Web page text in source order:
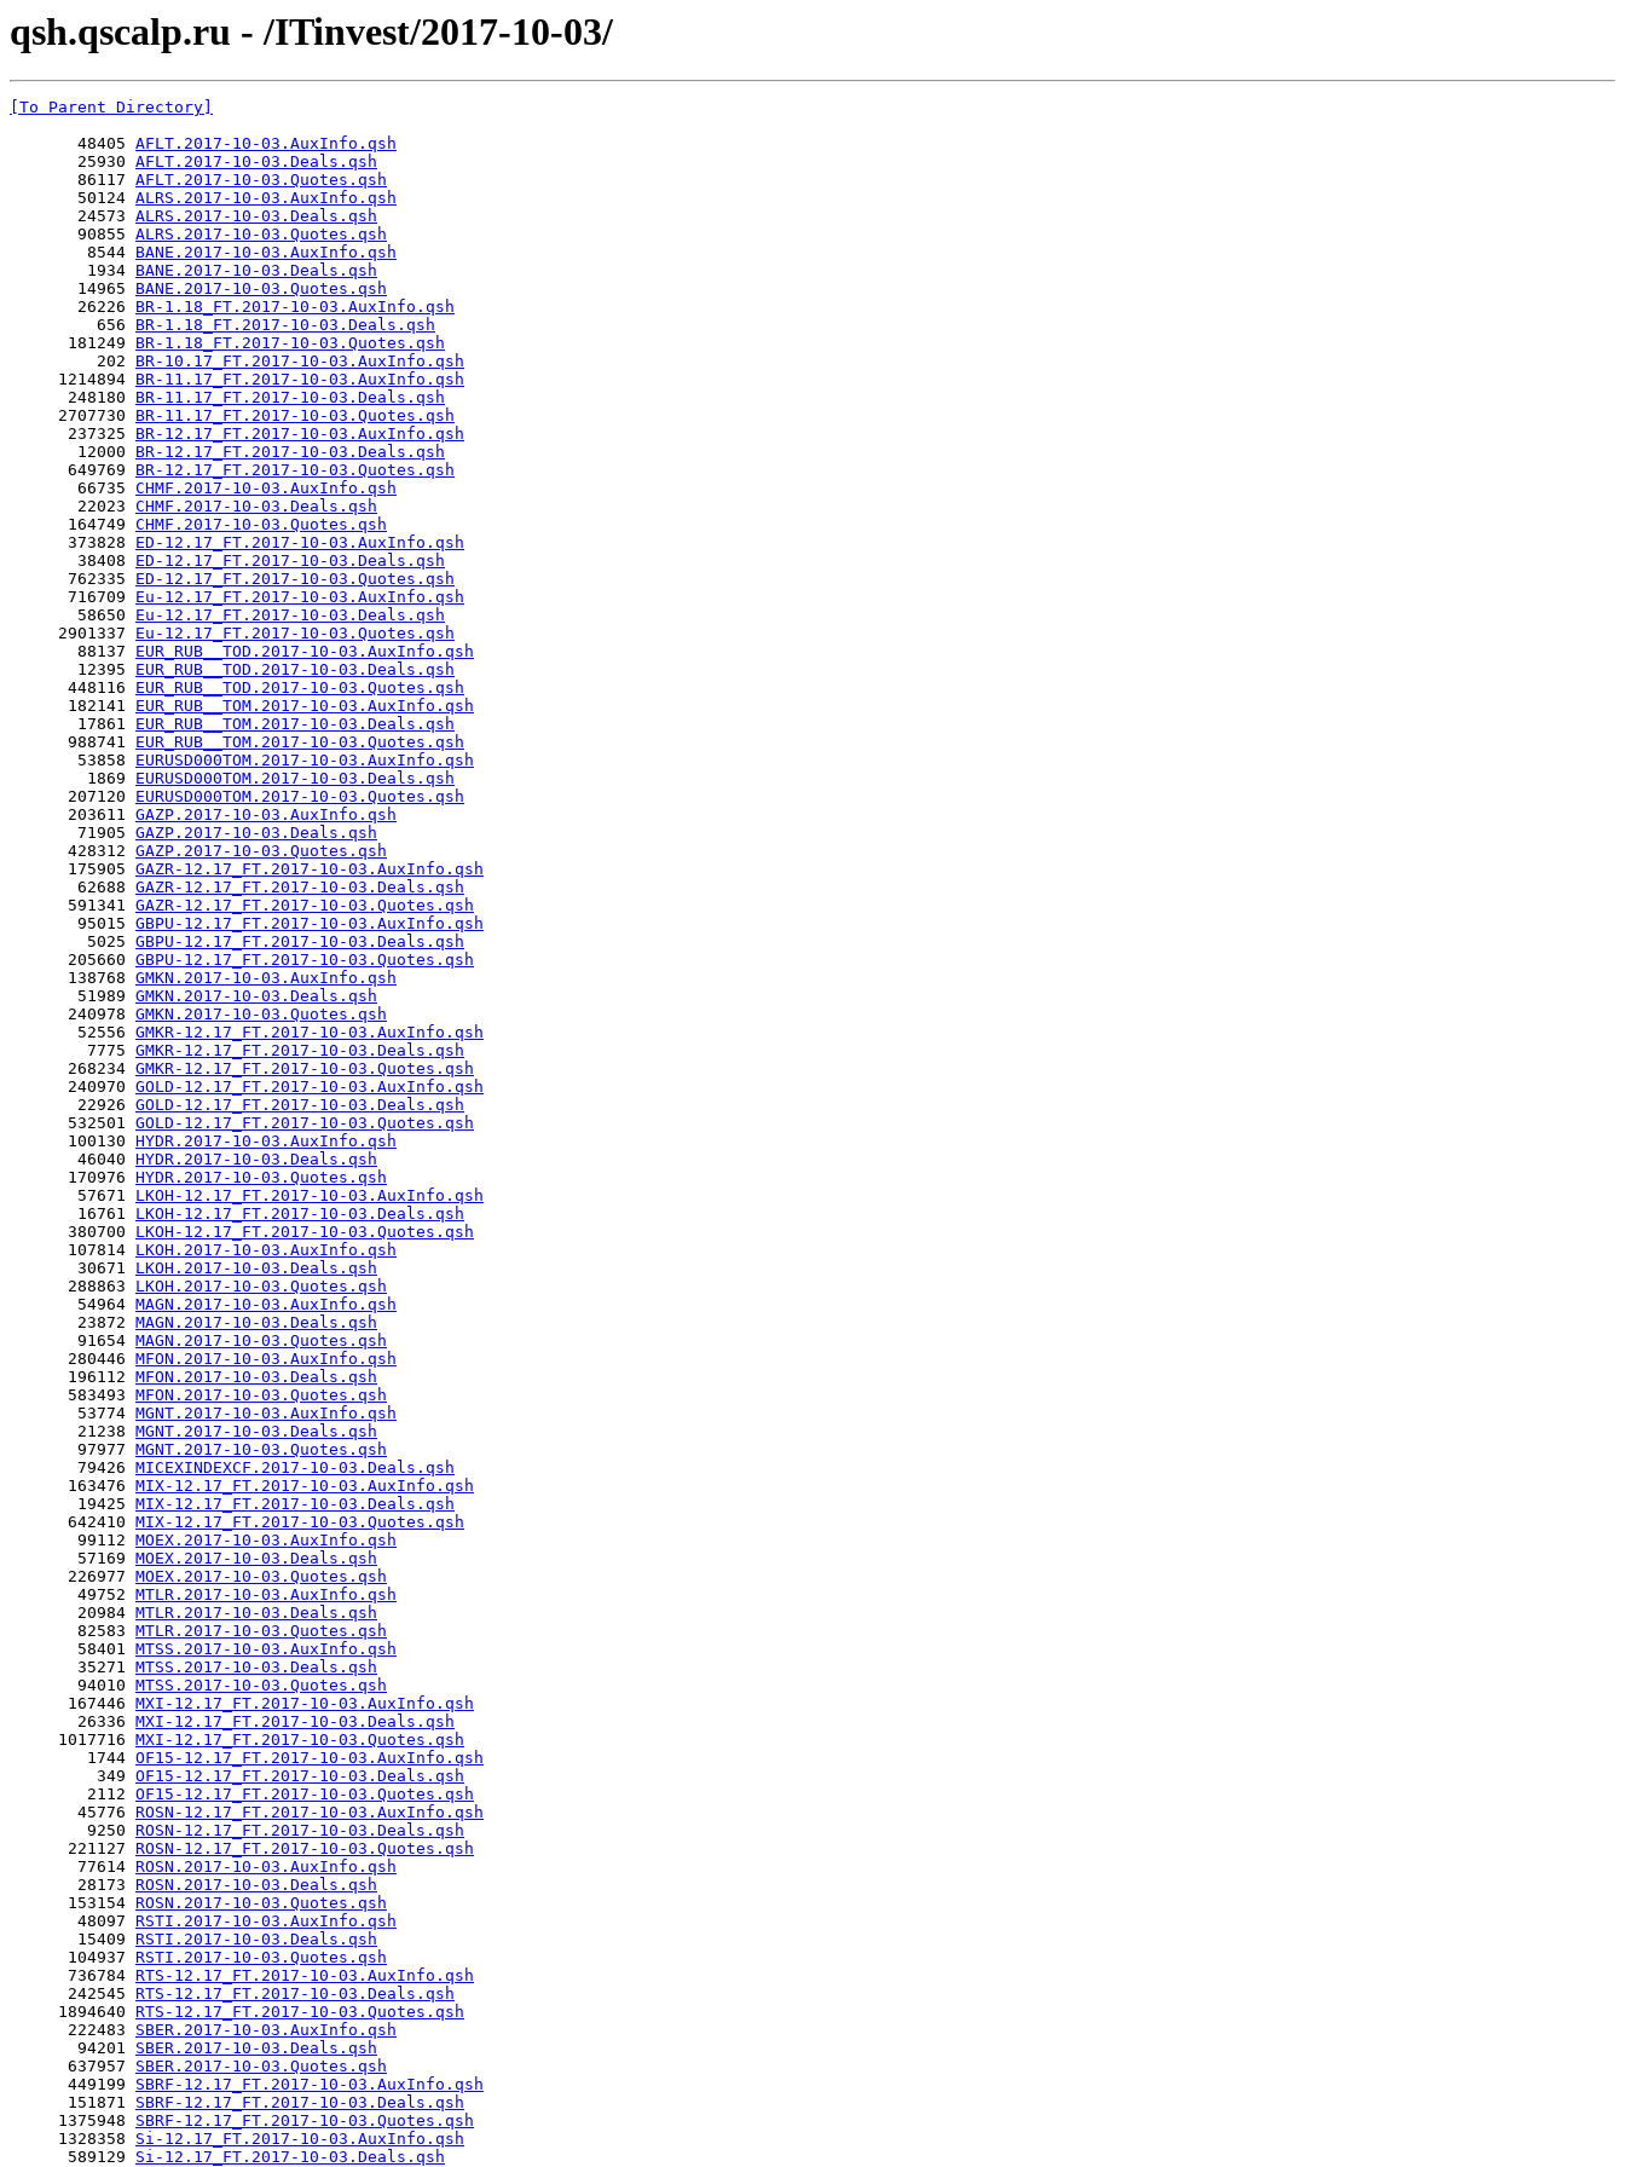
qsh.qscalp.ru - /ITinvest/2017-10-03/
[To Parent Directory]
       48405
AFLT.2017-10-03.AuxInfo.qsh
       25930
AFLT.2017-10-03.Deals.qsh
       86117
AFLT.2017-10-03.Quotes.qsh
       50124
ALRS.2017-10-03.AuxInfo.qsh
       24573
ALRS.2017-10-03.Deals.qsh
       90855
ALRS.2017-10-03.Quotes.qsh
        8544
BANE.2017-10-03.AuxInfo.qsh
        1934
BANE.2017-10-03.Deals.qsh
       14965
BANE.2017-10-03.Quotes.qsh
       26226
BR-1.18_FT.2017-10-03.AuxInfo.qsh
         656
BR-1.18_FT.2017-10-03.Deals.qsh
      181249
BR-1.18_FT.2017-10-03.Quotes.qsh
         202
BR-10.17_FT.2017-10-03.AuxInfo.qsh
     1214894
BR-11.17_FT.2017-10-03.AuxInfo.qsh
      248180
BR-11.17_FT.2017-10-03.Deals.qsh
     2707730
BR-11.17_FT.2017-10-03.Quotes.qsh
      237325
BR-12.17_FT.2017-10-03.AuxInfo.qsh
       12000
BR-12.17_FT.2017-10-03.Deals.qsh
      649769
BR-12.17_FT.2017-10-03.Quotes.qsh
       66735
CHMF.2017-10-03.AuxInfo.qsh
       22023
CHMF.2017-10-03.Deals.qsh
      164749
CHMF.2017-10-03.Quotes.qsh
      373828
ED-12.17_FT.2017-10-03.AuxInfo.qsh
       38408
ED-12.17_FT.2017-10-03.Deals.qsh
      762335
ED-12.17_FT.2017-10-03.Quotes.qsh
      716709
Eu-12.17_FT.2017-10-03.AuxInfo.qsh
       58650
Eu-12.17_FT.2017-10-03.Deals.qsh
     2901337
Eu-12.17_FT.2017-10-03.Quotes.qsh
       88137
EUR_RUB__TOD.2017-10-03.AuxInfo.qsh
       12395
EUR_RUB__TOD.2017-10-03.Deals.qsh
      448116
EUR_RUB__TOD.2017-10-03.Quotes.qsh
      182141
EUR_RUB__TOM.2017-10-03.AuxInfo.qsh
       17861
EUR_RUB__TOM.2017-10-03.Deals.qsh
      988741
EUR_RUB__TOM.2017-10-03.Quotes.qsh
       53858
EURUSD000TOM.2017-10-03.AuxInfo.qsh
        1869
EURUSD000TOM.2017-10-03.Deals.qsh
      207120
EURUSD000TOM.2017-10-03.Quotes.qsh
      203611
GAZP.2017-10-03.AuxInfo.qsh
       71905
GAZP.2017-10-03.Deals.qsh
      428312
GAZP.2017-10-03.Quotes.qsh
      175905
GAZR-12.17_FT.2017-10-03.AuxInfo.qsh
       62688
GAZR-12.17_FT.2017-10-03.Deals.qsh
      591341
GAZR-12.17_FT.2017-10-03.Quotes.qsh
       95015
GBPU-12.17_FT.2017-10-03.AuxInfo.qsh
        5025
GBPU-12.17_FT.2017-10-03.Deals.qsh
      205660
GBPU-12.17_FT.2017-10-03.Quotes.qsh
      138768
GMKN.2017-10-03.AuxInfo.qsh
       51989
GMKN.2017-10-03.Deals.qsh
      240978
GMKN.2017-10-03.Quotes.qsh
       52556
GMKR-12.17_FT.2017-10-03.AuxInfo.qsh
        7775
GMKR-12.17_FT.2017-10-03.Deals.qsh
      268234
GMKR-12.17_FT.2017-10-03.Quotes.qsh
      240970
GOLD-12.17_FT.2017-10-03.AuxInfo.qsh
       22926
GOLD-12.17_FT.2017-10-03.Deals.qsh
      532501
GOLD-12.17_FT.2017-10-03.Quotes.qsh
      100130
HYDR.2017-10-03.AuxInfo.qsh
       46040
HYDR.2017-10-03.Deals.qsh
      170976
HYDR.2017-10-03.Quotes.qsh
       57671
LKOH-12.17_FT.2017-10-03.AuxInfo.qsh
       16761
LKOH-12.17_FT.2017-10-03.Deals.qsh
      380700
LKOH-12.17_FT.2017-10-03.Quotes.qsh
      107814
LKOH.2017-10-03.AuxInfo.qsh
       30671
LKOH.2017-10-03.Deals.qsh
      288863
LKOH.2017-10-03.Quotes.qsh
       54964
MAGN.2017-10-03.AuxInfo.qsh
       23872
MAGN.2017-10-03.Deals.qsh
       91654
MAGN.2017-10-03.Quotes.qsh
      280446
MFON.2017-10-03.AuxInfo.qsh
      196112
MFON.2017-10-03.Deals.qsh
      583493
MFON.2017-10-03.Quotes.qsh
       53774
MGNT.2017-10-03.AuxInfo.qsh
       21238
MGNT.2017-10-03.Deals.qsh
       97977
MGNT.2017-10-03.Quotes.qsh
       79426
MICEXINDEXCF.2017-10-03.Deals.qsh
      163476
MIX-12.17_FT.2017-10-03.AuxInfo.qsh
       19425
MIX-12.17_FT.2017-10-03.Deals.qsh
      642410
MIX-12.17_FT.2017-10-03.Quotes.qsh
       99112
MOEX.2017-10-03.AuxInfo.qsh
       57169
MOEX.2017-10-03.Deals.qsh
      226977
MOEX.2017-10-03.Quotes.qsh
       49752
MTLR.2017-10-03.AuxInfo.qsh
       20984
MTLR.2017-10-03.Deals.qsh
       82583
MTLR.2017-10-03.Quotes.qsh
       58401
MTSS.2017-10-03.AuxInfo.qsh
       35271
MTSS.2017-10-03.Deals.qsh
       94010
MTSS.2017-10-03.Quotes.qsh
      167446
MXI-12.17_FT.2017-10-03.AuxInfo.qsh
       26336
MXI-12.17_FT.2017-10-03.Deals.qsh
     1017716
MXI-12.17_FT.2017-10-03.Quotes.qsh
        1744
OF15-12.17_FT.2017-10-03.AuxInfo.qsh
         349
OF15-12.17_FT.2017-10-03.Deals.qsh
        2112
OF15-12.17_FT.2017-10-03.Quotes.qsh
       45776
ROSN-12.17_FT.2017-10-03.AuxInfo.qsh
        9250
ROSN-12.17_FT.2017-10-03.Deals.qsh
      221127
ROSN-12.17_FT.2017-10-03.Quotes.qsh
       77614
ROSN.2017-10-03.AuxInfo.qsh
       28173
ROSN.2017-10-03.Deals.qsh
      153154
ROSN.2017-10-03.Quotes.qsh
       48097
RSTI.2017-10-03.AuxInfo.qsh
       15409
RSTI.2017-10-03.Deals.qsh
      104937
RSTI.2017-10-03.Quotes.qsh
      736784
RTS-12.17_FT.2017-10-03.AuxInfo.qsh
      242545
RTS-12.17_FT.2017-10-03.Deals.qsh
     1894640
RTS-12.17_FT.2017-10-03.Quotes.qsh
      222483
SBER.2017-10-03.AuxInfo.qsh
       94201
SBER.2017-10-03.Deals.qsh
      637957
SBER.2017-10-03.Quotes.qsh
      449199
SBRF-12.17_FT.2017-10-03.AuxInfo.qsh
      151871
SBRF-12.17_FT.2017-10-03.Deals.qsh
     1375948
SBRF-12.17_FT.2017-10-03.Quotes.qsh
     1328358
Si-12.17_FT.2017-10-03.AuxInfo.qsh
      589129
Si-12.17_FT.2017-10-03.Deals.qsh